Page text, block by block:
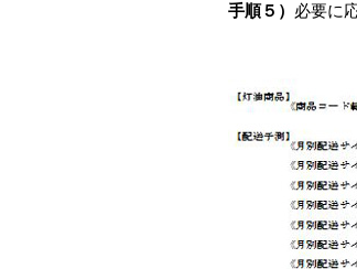
手順５） 必要に